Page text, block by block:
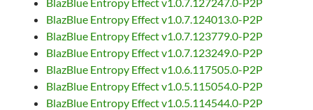
BlazBlue Entropy Effect v1.0.7.124013.0-P2P
BlazBlue Entropy Effect v1.0.7.123779.0-P2P
BlazBlue Entropy Effect v1.0.7.123249.0-P2P
BlazBlue Entropy Effect v1.0.6.117505.0-P2P
BlazBlue Entropy Effect v1.0.5.115054.0-P2P
BlazBlue Entropy Effect v1.0.5.114544.0-P2P